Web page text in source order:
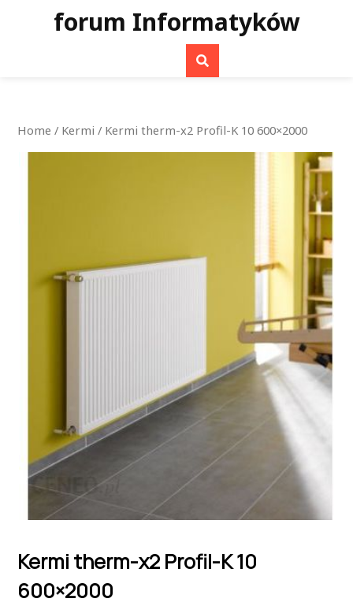
forum Informatyków
Home / Kermi / Kermi therm-x2 Profil-K 10 600×2000
Kermi therm-x2 Profil-K 10
600×2000